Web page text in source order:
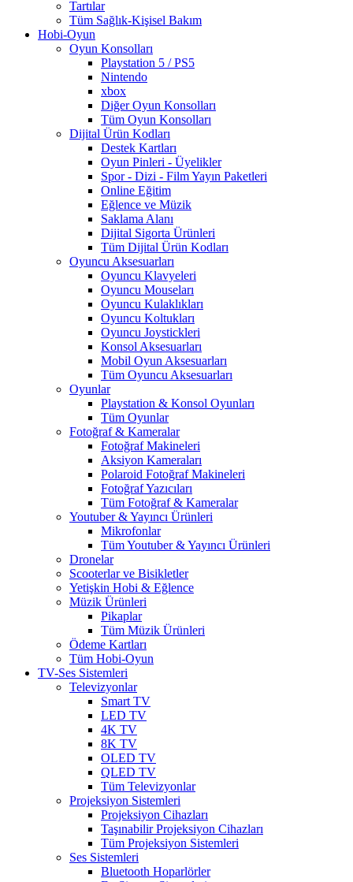
Tartılar
Tüm Sağlık-Kişisel Bakım
Hobi-Oyun
Oyun Konsolları
Playstation 5 / PS5
Nintendo
xbox
Diğer Oyun Konsolları
Tüm Oyun Konsolları
Dijital Ürün Kodları
Destek Kartları
Oyun Pinleri - Üyelikler
Spor - Dizi - Film Yayın Paketleri
Online Eğitim
Eğlence ve Müzik
Saklama Alanı
Dijital Sigorta Ürünleri
Tüm Dijital Ürün Kodları
Oyuncu Aksesuarları
Oyuncu Klavyeleri
Oyuncu Mouseları
Oyuncu Kulaklıkları
Oyuncu Koltukları
Oyuncu Joystickleri
Konsol Aksesuarları
Mobil Oyun Aksesuarları
Tüm Oyuncu Aksesuarları
Oyunlar
Playstation & Konsol Oyunları
Tüm Oyunlar
Fotoğraf & Kameralar
Fotoğraf Makineleri
Aksiyon Kameraları
Polaroid Fotoğraf Makineleri
Fotoğraf Yazıcıları
Tüm Fotoğraf & Kameralar
Youtuber & Yayıncı Ürünleri
Mikrofonlar
Tüm Youtuber & Yayıncı Ürünleri
Dronelar
Scooterlar ve Bisikletler
Yetişkin Hobi & Eğlence
Müzik Ürünleri
Pikaplar
Tüm Müzik Ürünleri
Ödeme Kartları
Tüm Hobi-Oyun
TV-Ses Sistemleri
Televizyonlar
Smart TV
LED TV
4K TV
8K TV
OLED TV
QLED TV
Tüm Televizyonlar
Projeksiyon Sistemleri
Projeksiyon Cihazları
Taşınabilir Projeksiyon Cihazları
Tüm Projeksiyon Sistemleri
Ses Sistemleri
Bluetooth Hoparlörler